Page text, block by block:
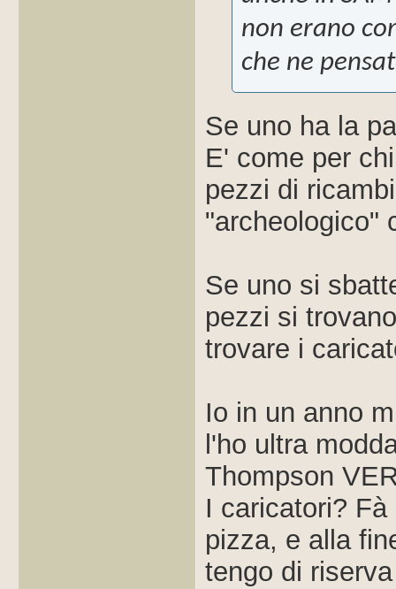
non erano
che ne
Se uno ha la
E' come per
pezzi di
"archeologico"
Se uno si
pezzi si
trovare i
Io in un anno
l'ho ultra
Thompson
I caricatori?
pizza, e alla
tengo di